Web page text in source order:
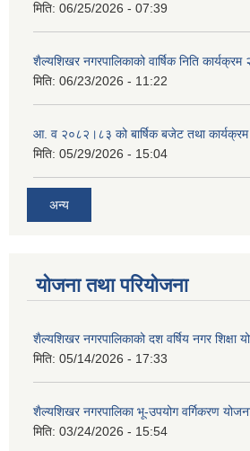
मिति: 06/25/2026 - 07:39
शैल्यशिखर नगरपालिकाको वार्षिक निति
मिति: 06/23/2026 - 11:22
आ. व २०८२।८३ को बार्षिक बजेट तथा कार्यक्रम
मिति: 05/29/2026 - 15:04
अन्य
योजना तथा परियोजना
शैल्यशिखर नगरपालिकाको दश वर्षिय नगर शिक्षा
मिति: 05/14/2026 - 17:33
शैल्यशिखर नगरपालिका भू-उपयोग वर्गिकरण
मिति: 03/24/2026 - 15:54